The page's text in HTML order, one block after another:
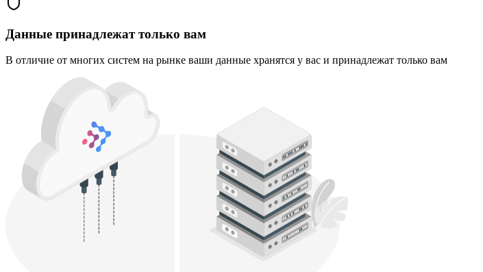
Данные принадлежат только вам
В отличие от многих систем на рынке ваши данные хранятся у вас и принадлежат только вам